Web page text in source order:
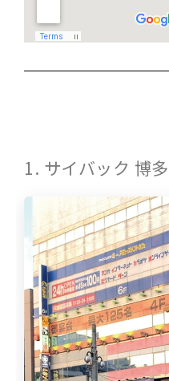
1. サイバック 博